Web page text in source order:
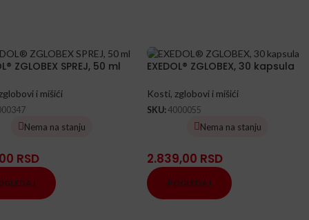
ZGLOBEX SPREJ, 50 ml
i mišići
Nema na stanju
RSD
EXEDOL® ZGLOBEX, 30 kapsula
Kosti, zglobovi i mišići
SKU: 4000055
Nema na stanju
2.839,00 RSD
POGLEDAJ